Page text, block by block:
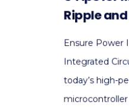
Ripple
Ensure Power
Integrated
today’s high-
microcontroller